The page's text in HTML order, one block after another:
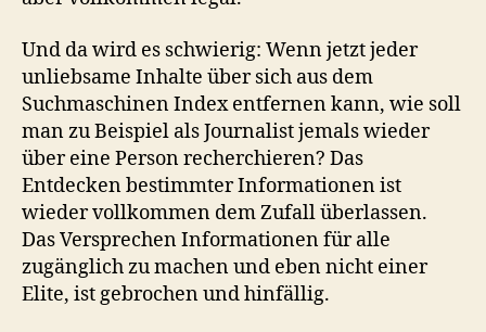
Und da wird es schwierig: Wenn jetzt jeder
unliebsame Inhalte über sich aus dem
Suchmaschinen Index entfernen kann, wie soll
man zu Beispiel als Journalist jemals wieder
über eine Person recherchieren? Das
Entdecken bestimmter Informationen ist
wieder vollkommen dem Zufall überlassen.
Das Versprechen Informationen für alle
zugänglich zu machen und eben nicht einer
Elite, ist gebrochen und hinfällig.